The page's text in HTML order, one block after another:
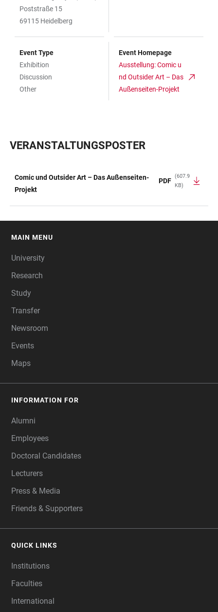
Poststraße 15
69115 Heidelberg
Event Type
Exhibition
Discussion
Other
Event Homepage
Ausstellung: Comic u
nd Outsider Art – Das
Außenseiten-Projekt
VERANSTALTUNGSPOSTER
TABLE
Comic und Outsider Art – Das Außenseiten-
Projekt
PDF
(607.9
KB)
MAIN MENU
University
Research
Study
Transfer
Newsroom
Events
Maps
INFORMATION FOR
Alumni
Employees
Doctoral Candidates
Lecturers
Press & Media
Friends & Supporters
QUICK LINKS
Institutions
Faculties
International